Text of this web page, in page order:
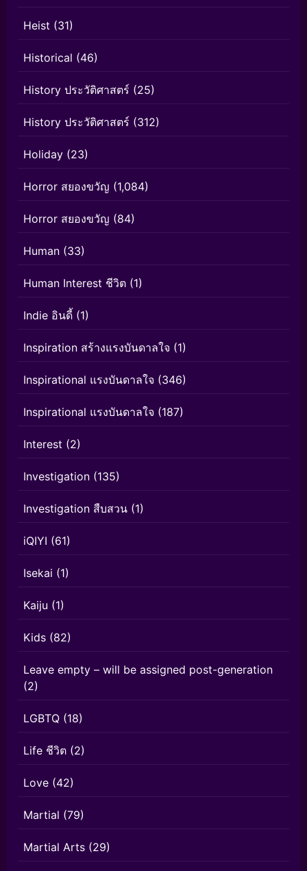
Heist (31)
Historical (46)
History ประวัติศาสตร์ (25)
History ประวัติศาสตร์ (312)
Holiday (23)
Horror สยองขวัญ (1,084)
Horror สยองขวัญ (84)
Human (33)
Human Interest ชีวิต (1)
Indie อินดี้ (1)
Inspiration สร้างแรงบันดาลใจ (1)
Inspirational แรงบันดาลใจ (346)
Inspirational แรงบันดาลใจ (187)
Interest (2)
Investigation (135)
Investigation สืบสวน (1)
iQIYI (61)
Isekai (1)
Kaiju (1)
Kids (82)
Leave empty – will be assigned post-generation
(2)
LGBTQ (18)
Life ชีวิต (2)
Love (42)
Martial (79)
Martial Arts (29)